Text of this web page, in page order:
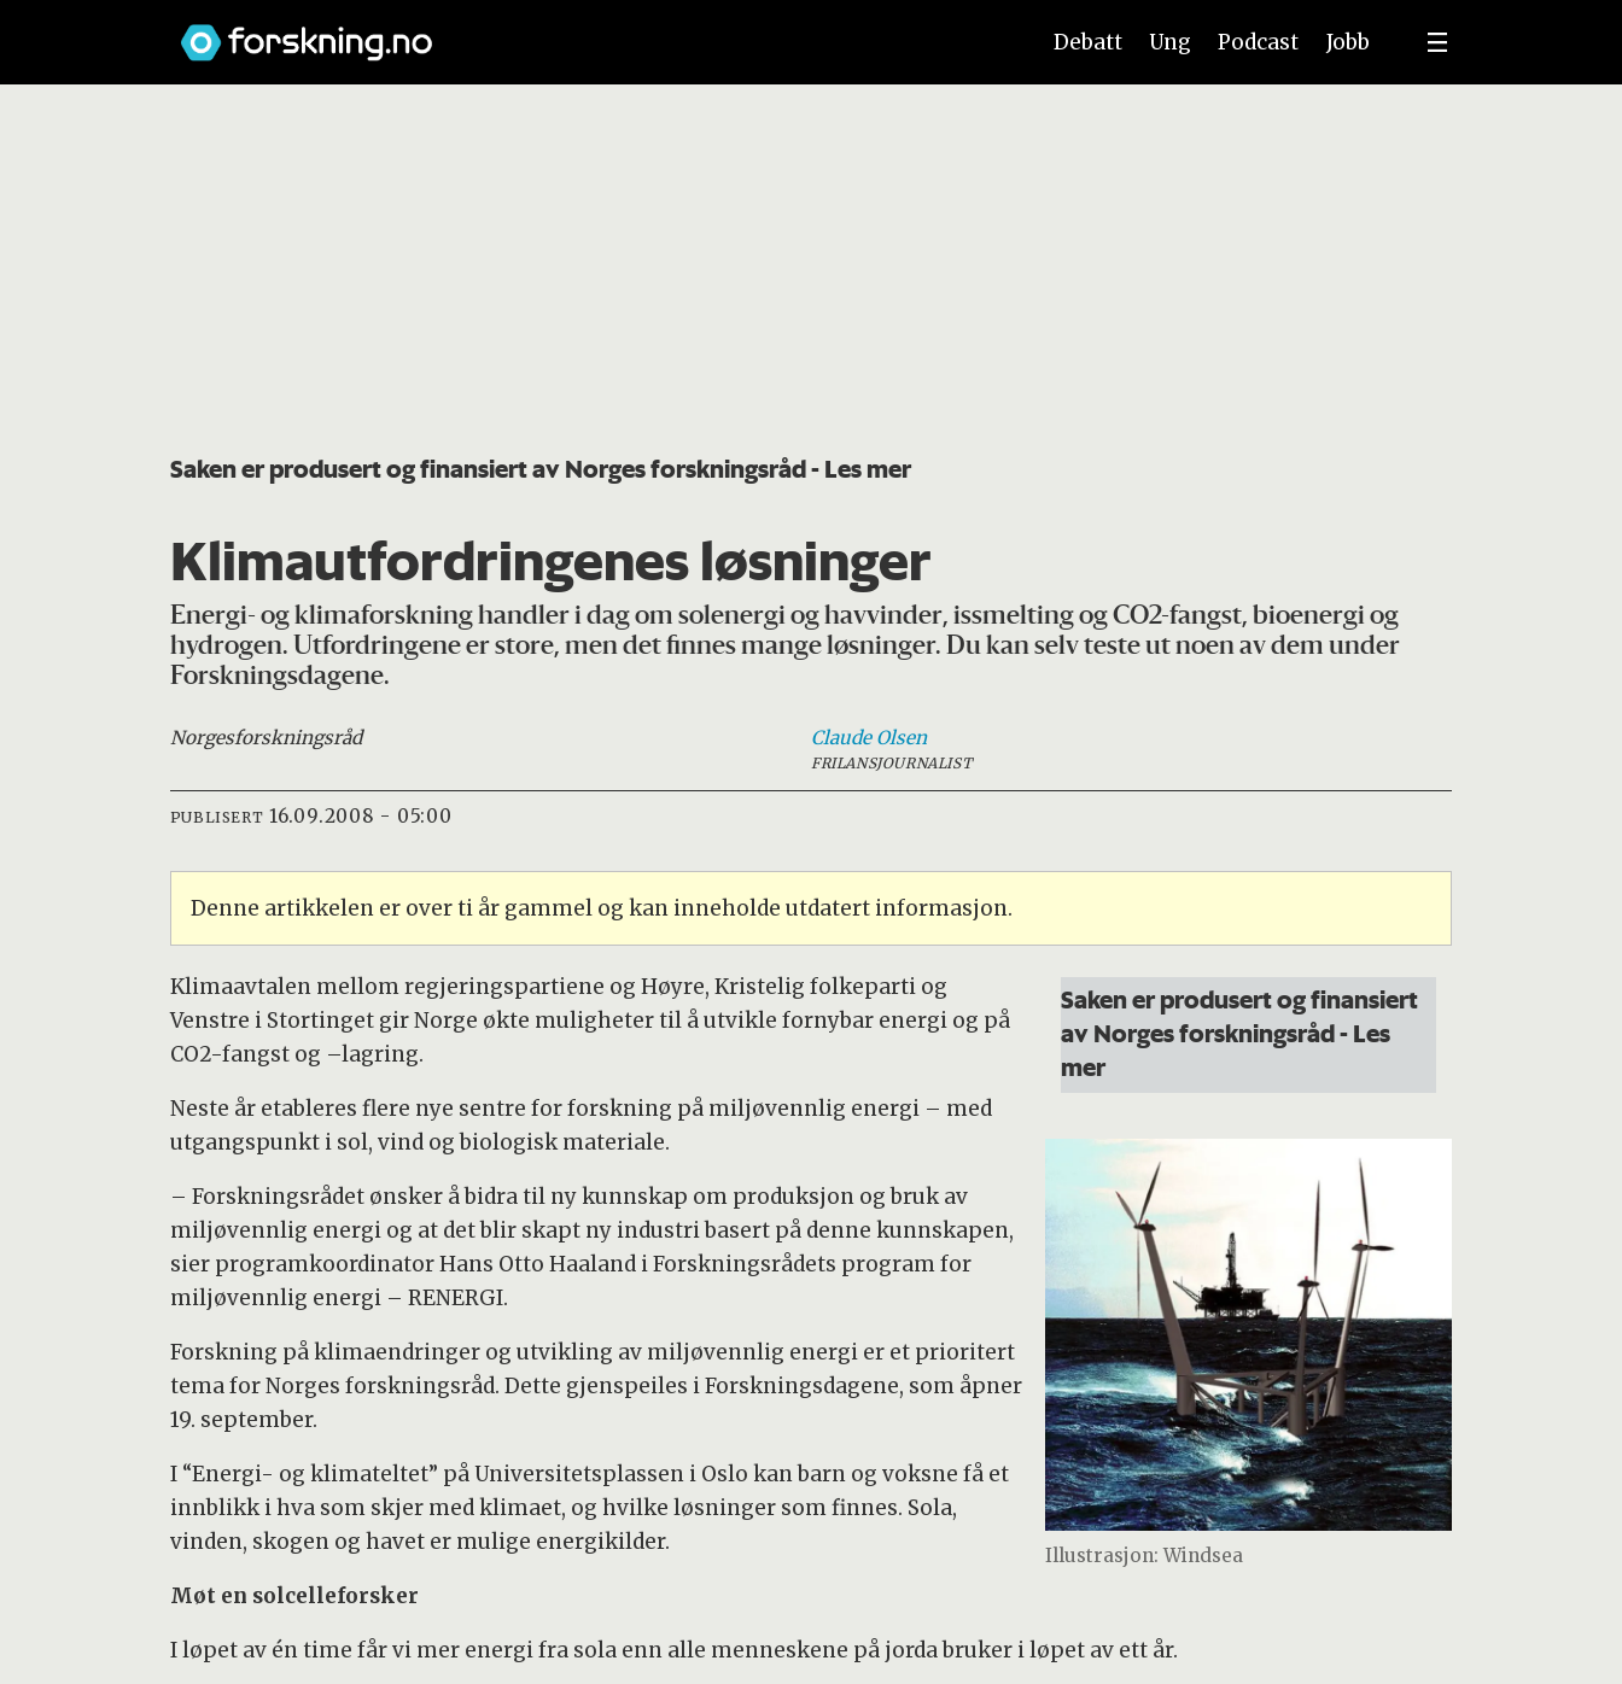
Debatt Ung Podcast Jobb
Saken er produsert og finansiert av Norges forskningsråd- Les mer
Klimautfordringenes løsninger
Energi- og klimaforskning handler i dag om solenergi og havvinder, issmelting og CO2-fangst, bioenergi og
hydrogen. Utfordringene er store, men det finnes mange løsninger. Du kan selv teste ut noen av dem under
Forskningsdagene.
Norgesforskningsråd Claude Olsen
FRILANSJOURNALIST
PUBLISERT 16.09.2008 - 05:00
Denne artikkelen er over ti år gammel og kan inneholde utdatert informasjon.
Saken er produsert og finansiert
av Norges forskningsråd- Les
mer
Illustrasjon: Windsea
Klimaavtalen mellom regjeringspartiene og Høyre, Kristelig folkeparti og
Venstre i Stortinget gir Norge økte muligheter til å utvikle fornybar energi og på
CO2-fangst og –lagring.
Neste år etableres flere nye sentre for forskning på miljøvennlig energi – med
utgangspunkt i sol, vind og biologisk materiale.
– Forskningsrådet ønsker å bidra til ny kunnskap om produksjon og bruk av
miljøvennlig energi og at det blir skapt ny industri basert på denne kunnskapen,
sier programkoordinator Hans Otto Haaland i Forskningsrådets program for
miljøvennlig energi – RENERGI.
Forskning på klimaendringer og utvikling av miljøvennlig energi er et prioritert
tema for Norges forskningsråd. Dette gjenspeiles i Forskningsdagene, som åpner
19. september.
I “Energi- og klimateltet” på Universitetsplassen i Oslo kan barn og voksne få et
innblikk i hva som skjer med klimaet, og hvilke løsninger som finnes. Sola,
vinden, skogen og havet er mulige energikilder.
Møt en solcelleforsker
I løpet av én time får vi mer energi fra sola enn alle menneskene på jorda bruker i løpet av ett år.